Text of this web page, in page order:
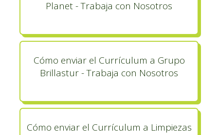
Planet - Trabaja con Nosotros
Cómo enviar el Currículum a Grupo
Brillastur - Trabaja con Nosotros
Cómo enviar el Currículum a Limpiezas